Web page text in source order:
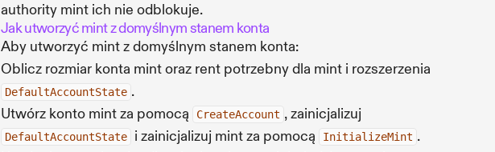
authority mint ich nie odblokuje.
Jak utworzyć mint z domyślnym stanem konta
Aby utworzyć mint z domyślnym stanem konta:
Oblicz rozmiar konta mint oraz rent potrzebny dla mint i rozszerzenia
DefaultAccountState .
Utwórz konto mint za pomocą
CreateAccount , zainicjalizuj
DefaultAccountState i zainicjalizuj mint za pomocą InitializeMint .